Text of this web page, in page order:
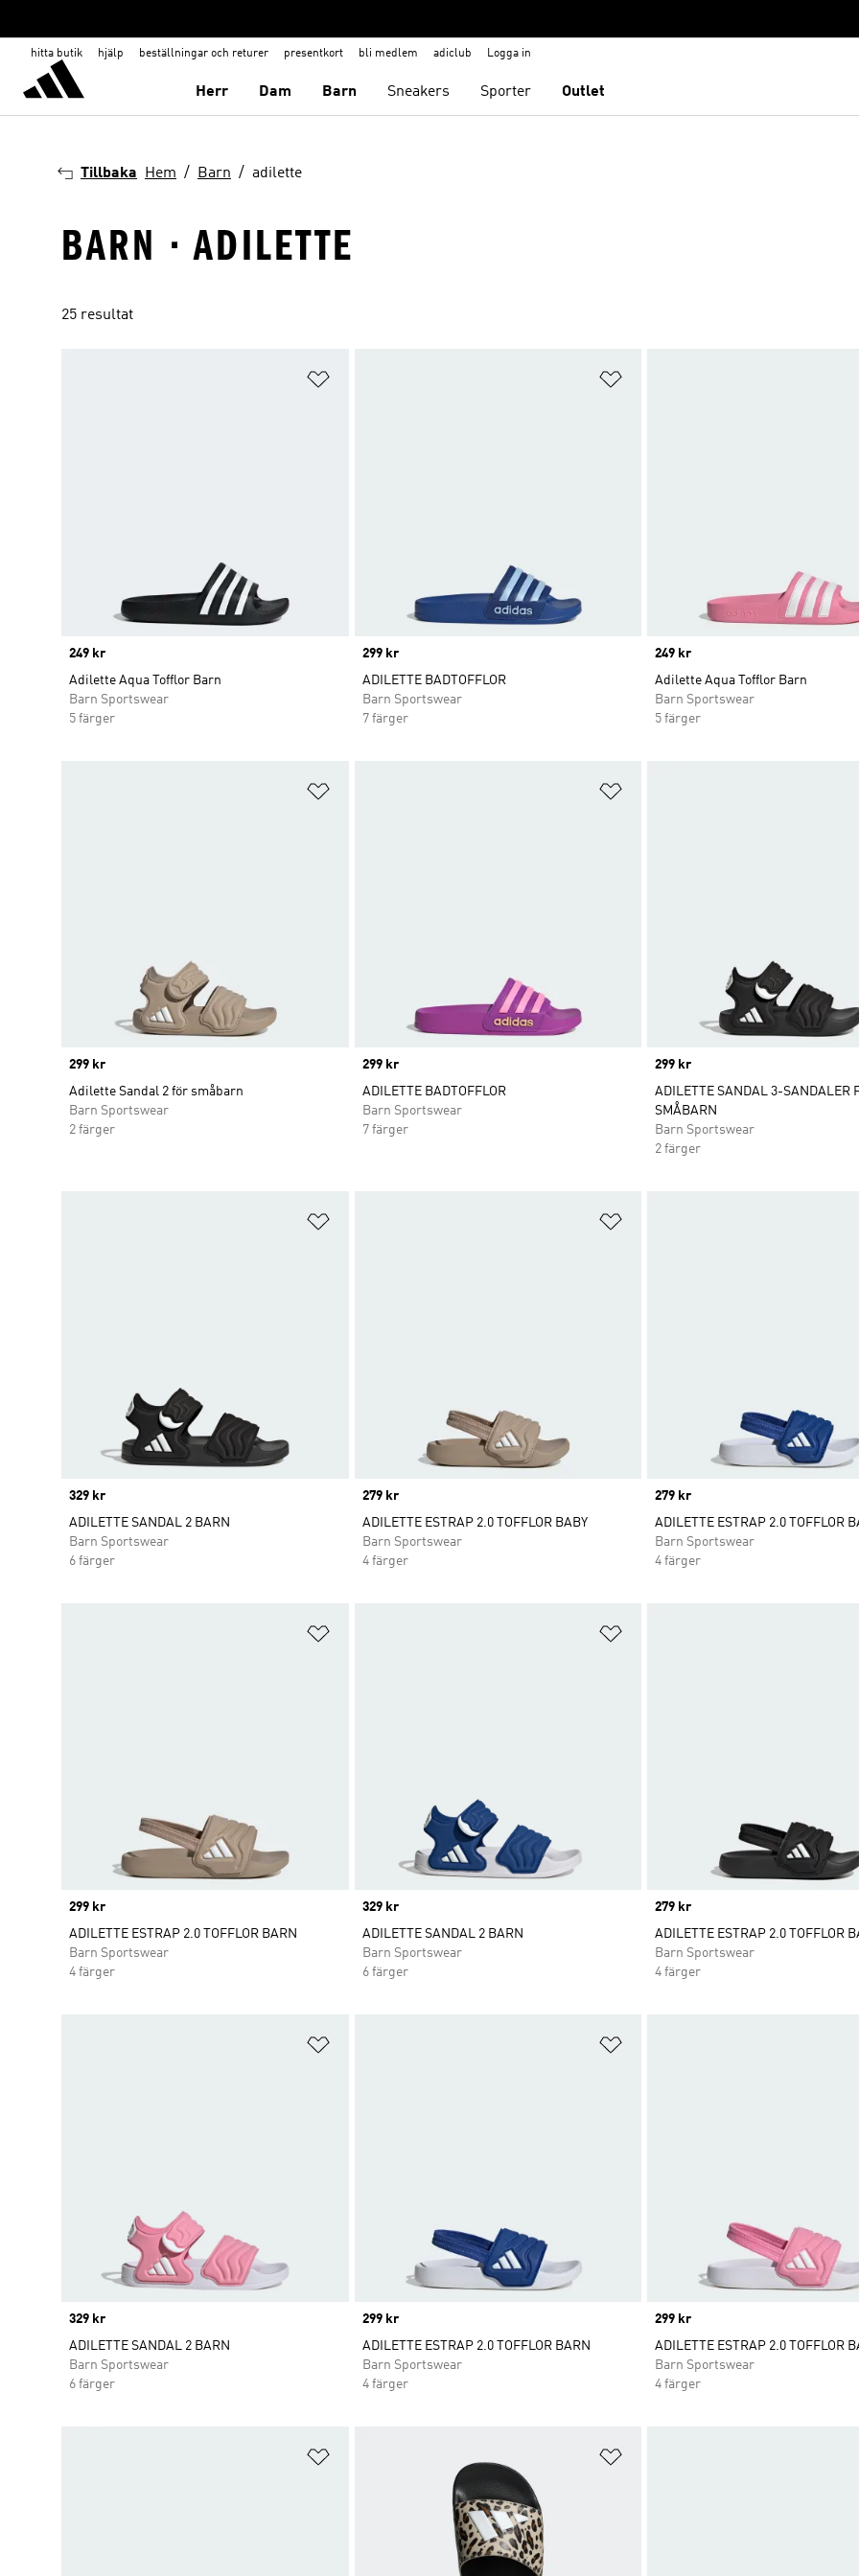
hitta butik hjälp beställningar och returer presentkort bli medlem adiclub Logga in
Herr Dam Barn Sneakers Sporter Outlet
Tillbaka Hem Barn adilette
BARN · ADILETTE
25 resultat
Price
249 kr
Adilette Aqua Tofflor Barn
Barn Sportswear
5 färger
Price
299 kr
ADILETTE BADTOFFLOR
Barn Sportswear
7 färger
Price
249 kr
Adilette Aqua Tofflor Barn
Barn Sportswear
5 färger
Price
299 kr
Adilette Sandal 2 för småbarn
Barn Sportswear
2 färger
Price
299 kr
ADILETTE BADTOFFLOR
Barn Sportswear
7 färger
Price
299 kr
ADILETTE SANDAL 3-SANDALER
SMÅBARN
Barn Sportswear
2 färger
Price
329 kr
ADILETTE SANDAL 2 BARN
Barn Sportswear
6 färger
Price
279 kr
ADILETTE ESTRAP 2.0 TOFFLOR BABY
Barn Sportswear
4 färger
Price
279 kr
ADILETTE ESTRAP 2.0 TOFFLOR
Barn Sportswear
4 färger
Price
299 kr
ADILETTE ESTRAP 2.0 TOFFLOR BARN
Barn Sportswear
4 färger
Price
329 kr
ADILETTE SANDAL 2 BARN
Barn Sportswear
6 färger
Price
279 kr
ADILETTE ESTRAP 2.0 TOFFLOR
Barn Sportswear
4 färger
Price
329 kr
ADILETTE SANDAL 2 BARN
Barn Sportswear
6 färger
Price
299 kr
ADILETTE ESTRAP 2.0 TOFFLOR BARN
Barn Sportswear
4 färger
Price
299 kr
ADILETTE ESTRAP 2.0 TOFFLOR
Barn Sportswear
4 färger